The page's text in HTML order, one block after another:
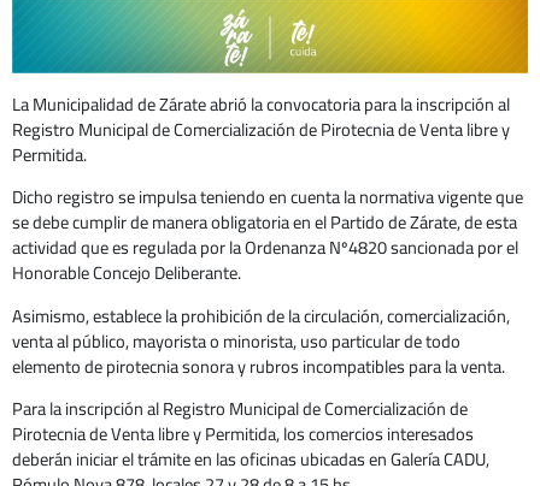
La Municipalidad de Zárate abrió la convocatoria para la inscripción al
Registro Municipal de Comercialización de Pirotecnia de Venta libre y
Permitida.
Dicho registro se impulsa teniendo en cuenta la normativa vigente que
se debe cumplir de manera obligatoria en el Partido de Zárate, de esta
actividad que es regulada por la Ordenanza Nº4820 sancionada por el
Honorable Concejo Deliberante.
Asimismo, establece la prohibición de la circulación, comercialización,
venta al público, mayorista o minorista, uso particular de todo
elemento de pirotecnia sonora y rubros incompatibles para la venta.
Para la inscripción al Registro Municipal de Comercialización de
Pirotecnia de Venta libre y Permitida, los comercios interesados
deberán iniciar el trámite en las oficinas ubicadas en Galería CADU,